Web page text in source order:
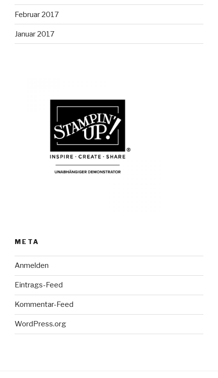
Februar 2017
Januar 2017
META
Anmelden
Eintrags-Feed
Kommentar-Feed
WordPress.org